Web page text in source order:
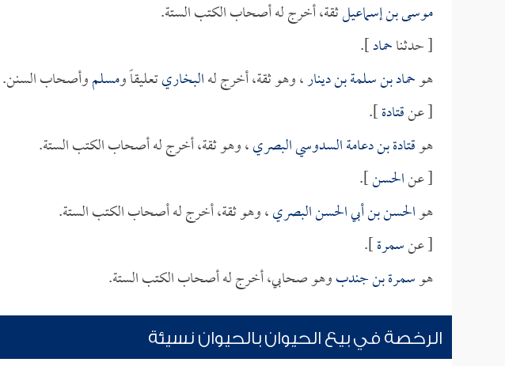
موسى بن إسماعيلثقة، أخرج له أصحاب الكتب الستة.
[ حدثناحماد].
هوحماد بن سلمة بن دينار، وهو ثقة، أخرج لهالبخاريتعليقاً ومسلموأصحاب السنن.
[ عنقتادة].
هوقتادة بن دعامة السدوسي البصري، وهو ثقة، أخرج له أصحاب الكتب الستة.
[ عنالحسن].
هوالحسن بن أبي الحسن البصري، وهو ثقة، أخرج له أصحاب الكتب الستة.
[ عنسمرة].
هوسمرة بن جندبوهو صحابي، أخرج له أصحاب الكتب الستة.
الرخصة في بيع الحيوان بالحيوان نسيئة